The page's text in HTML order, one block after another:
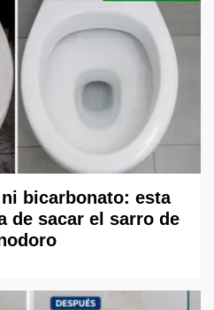
bicarbonato: esta
de sacar el sarro de